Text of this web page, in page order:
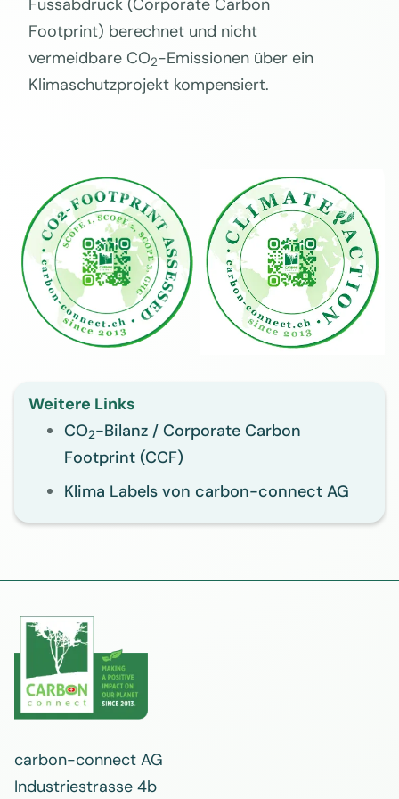
Fussabdruck (Corporate Carbon
Footprint) berechnet und nicht
vermeidbare CO2-Emissionen über ein
Klimaschutzprojekt kompensiert.
Weitere Links
CO2-Bilanz / Corporate Carbon
Footprint (CCF)
Klima Labels von carbon-connect AG
carbon-connect AG
Industriestrasse 4b